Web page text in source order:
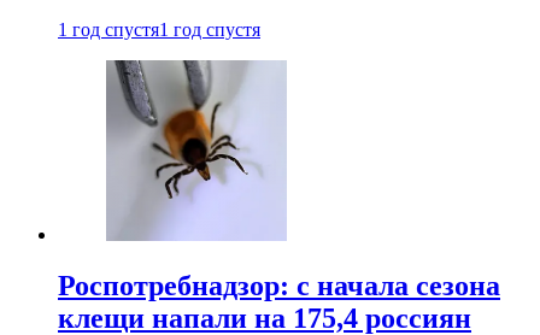
1 год спустя1 год спустя
Роспотребнадзор: с начала сезона
клещи напали на 175,4 россиян